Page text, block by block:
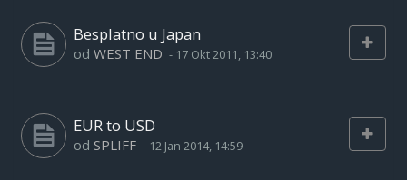
Besplatno u Japan
od WEST END - 17 Okt 2011, 13:40
EUR to USD
od SPLIFF - 12 Jan 2014, 14:59